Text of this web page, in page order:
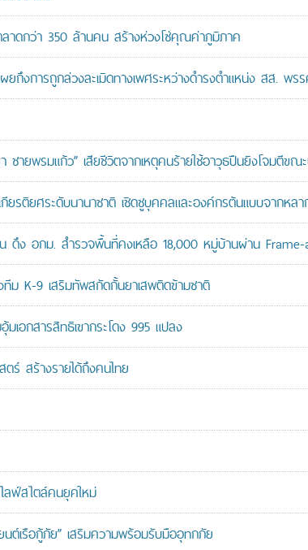
ลาดกว่า 350 ล้านคน สร้างห่วงโซ่คุณค่าภูมิภาค
การถูกล่วงละเมิดทางเพศระหว่างดำรงตำแหน่ง สส. พรร
ยพรมแก้ว” เสียชีวิตจากเหตุคนร้ายใช้อาวุธปืนยิงโจมตีขณ
ยรติยศระดับนานาชาติ เชิดชูบุคคลและองค์กรต้นแบบจากหล
ง อกม. สำรวจพื้นที่คงเหลือ 18,000 หมู่บ้านผ่าน
ม K-9 เสริมทัพสกัดกั้นยาเสพติดข้ามชาติ
อกสารสิทธิเขากระโดง 995 แปลง
ร์ สร้างรายได้ถึงคนไทย
ลฟ์สไตล์คนยุคใหม่
เรือกู้ภัย” เสริมความพร้อมรับมืออุทกภัย